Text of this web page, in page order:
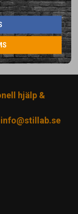
hjälp &
info@stillab.se